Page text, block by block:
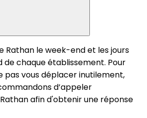
Rathan le week-end et les jours
de chaque établissement. Pour
pas vous déplacer inutilement,
d’appeler
afin d'obtenir une réponse